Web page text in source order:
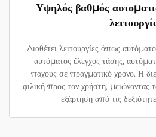
Υψηλός βαθμός
Διαθέτει λειτουργίες όπως
αυτόματος έλεγχος τάσης,
πάχους σε πραγματικό χρόνο. Η
φιλική προς τον χρήστη, μειώνοντας
εξάρτηση από τις